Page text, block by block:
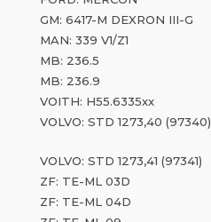
GM: 6417-M DEXRON III-G
MAN: 339 V1/Z1
MB: 236.5
MB: 236.9
VOITH: H55.6335xx
VOLVO: STD 1273,40 (97340)
VOLVO: STD 1273,41 (97341)
ZF: TE-ML 03D
ZF: TE-ML 04D